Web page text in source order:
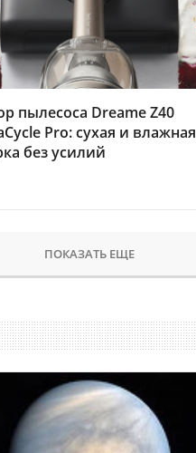
пылесоса Dreame Z40
Pro: сухая и влажная
без усилий
ПОКАЗАТЬ ЕЩЕ